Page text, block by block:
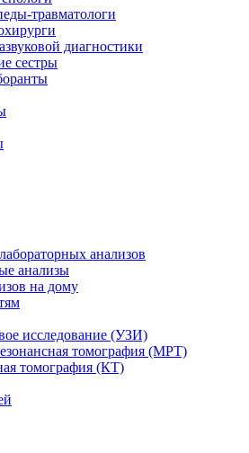
травматологи
диагностики
сестры
анализов
анализы
на дому
исследование (УЗИ)
томография (МРТ)
томография (КТ)